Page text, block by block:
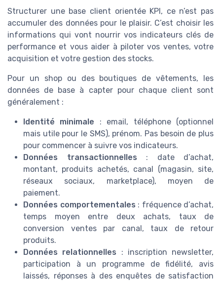
Structurer une base client orientée KPI, ce n’est pas
accumuler des données pour le plaisir. C’est choisir les
informations qui vont nourrir vos indicateurs clés de
performance et vous aider à piloter vos ventes, votre
acquisition et votre gestion des stocks.
Pour un shop ou des boutiques de vêtements, les
données de base à capter pour chaque client sont
généralement :
Identité minimale : email, téléphone (optionnel
mais utile pour le SMS), prénom. Pas besoin de plus
pour commencer à suivre vos indicateurs.
Données transactionnelles : date d’achat,
montant, produits achetés, canal (magasin, site,
réseaux sociaux, marketplace), moyen de
paiement.
Données comportementales : fréquence d’achat,
temps moyen entre deux achats, taux de
conversion ventes par canal, taux de retour
produits.
Données relationnelles : inscription newsletter,
participation à un programme de fidélité, avis
laissés, réponses à des enquêtes de satisfaction